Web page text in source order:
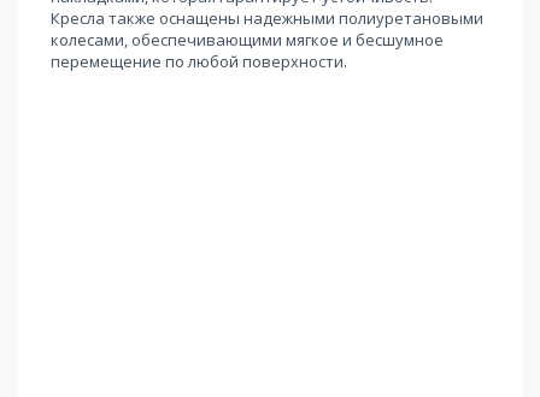
Кресла также оснащены надежными полиуретановыми
колесами, обеспечивающими мягкое и бесшумное
перемещение по любой поверхности.